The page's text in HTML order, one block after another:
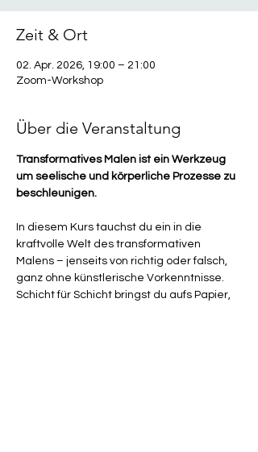
Zeit & Ort
02. Apr. 2026, 19:00 – 21:00
Zoom-Workshop
Über die Veranstaltung
Transformatives Malen ist ein Werkzeug
um seelische und körperliche Prozesse zu
beschleunigen.
In diesem Kurs tauchst du ein in die
kraftvolle Welt des transformativen
Malens – jenseits von richtig oder falsch,
ganz ohne künstlerische Vorkenntnisse.
Schicht für Schicht bringst du aufs Papier,